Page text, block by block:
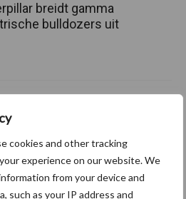
cookies and other tracking
experience on our website. We
from your device and
such as your IP address and
breidt gamma
bulldozers uit
& ruwvoer Loonwerk